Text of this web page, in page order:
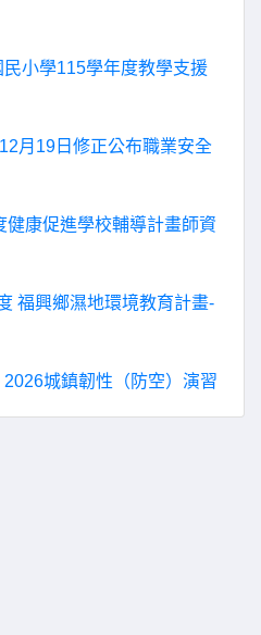
小學115學年度教學支援
月19日修正公布職業安全
健康促進學校輔導計畫師資
福興鄉濕地環境教育計畫-
城鎮韌性（防空）演習